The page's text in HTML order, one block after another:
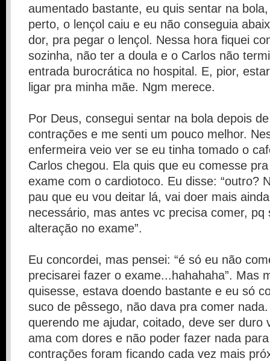
aumentado bastante, eu quis sentar na
perto, o lençol caiu e eu não conseguia
dor, pra pegar o lençol. Nessa hora fiquei
sozinha, não ter a doula e o Carlos não
entrada burocrática no hospital. E, pior,
ligar pra minha mãe. Ngm merece.
Por Deus, consegui sentar na bola depois
contrações e me senti um pouco melhor.
enfermeira veio ver se eu tinha tomado o
Carlos chegou. Ela quis que eu comesse
exame com o cardiotoco. Eu disse: “outro?
pau que eu vou deitar lá, vai doer mais
necessário, mas antes vc precisa comer, pq
alteração no exame”.
Eu concordei, mas pensei: “é só eu não
precisarei fazer o exame...hahahaha”. Mas
quisesse, estava doendo bastante e eu só
suco de pêssego, não dava pra comer
querendo me ajudar, coitado, deve ser duro
ama com dores e não poder fazer nada
contrações foram ficando cada vez mais